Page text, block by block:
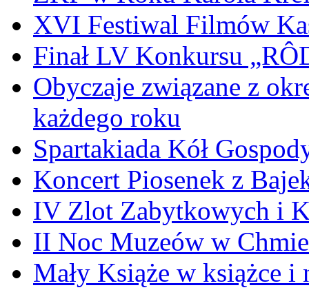
XVI Festiwal Filmów
Finał LV Konkursu
Obyczaje związane z
każdego roku
Spartakiada Kół
Koncert Piosenek z
IV Zlot Zabytkowych i
II Noc Muzeów w
Mały Książe w książce i